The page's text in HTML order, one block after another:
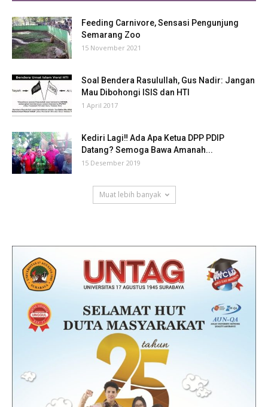
Feeding Carnivore, Sensasi Pengunjung
Semarang Zoo
15 November 2021
Soal Bendera Rasulullah, Gus Nadir: Jangan
Mau Dibohongi ISIS dan HTI
1 April 2017
Kediri Lagi‼ Ada Apa Ketua DPP PDIP
Datang? Semoga Bawa Amanah...
15 Desember 2019
Muat lebih banyak